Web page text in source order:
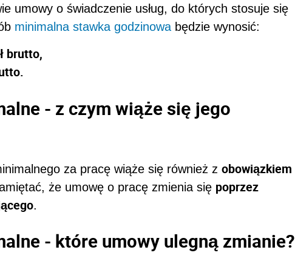
umowy o świadczenie usług, do których stosuje się
minimalna stawka godzinowa będzie wynosić:
brutto,
- z czym wiąże się jego
za pracę wiąże się również z obowiązkiem
że umowę o pracę zmienia się poprzez
.
- które umowy ulegną zmianie?